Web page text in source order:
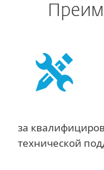
за
технической